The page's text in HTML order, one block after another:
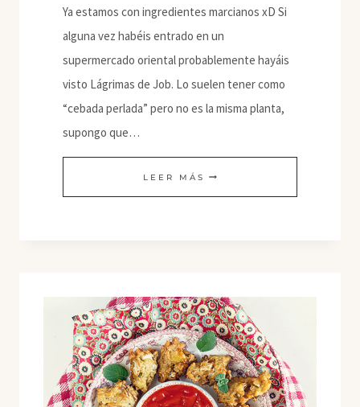
Ya estamos con ingredientes marcianos xD Si
alguna vez habéis entrado en un
supermercado oriental probablemente hayáis
visto Lágrimas de Job. Lo suelen tener como
“cebada perlada” pero no es la misma planta,
supongo que…
LEER MÁS LÁGRIMAS
DE
EN
SALSA